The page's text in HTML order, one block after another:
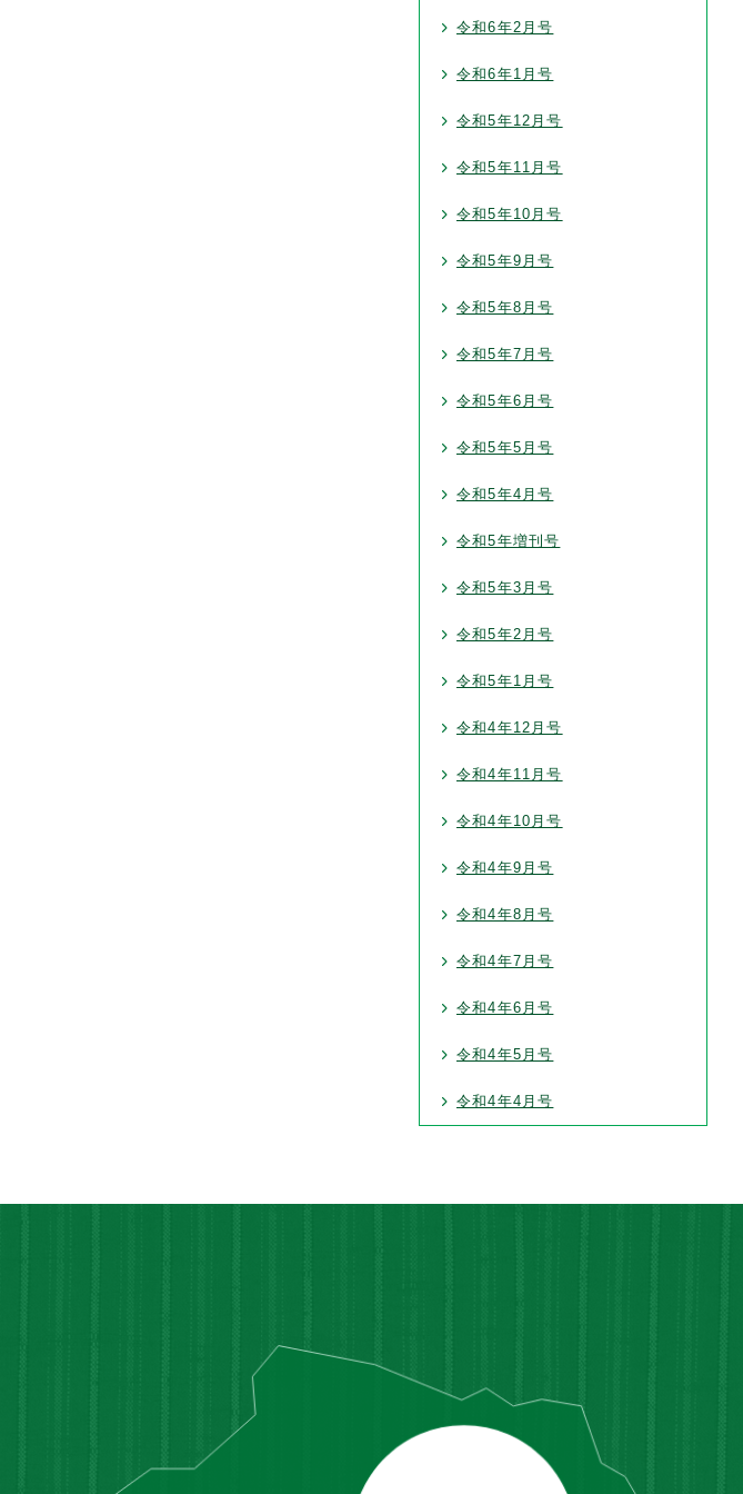
令和6年2月号
令和6年1月号
令和5年12月号
令和5年11月号
令和5年10月号
令和5年9月号
令和5年8月号
令和5年7月号
令和5年6月号
令和5年5月号
令和5年4月号
令和5年増刊号
令和5年3月号
令和5年2月号
令和5年1月号
令和4年12月号
令和4年11月号
令和4年10月号
令和4年9月号
令和4年8月号
令和4年7月号
令和4年6月号
令和4年5月号
令和4年4月号